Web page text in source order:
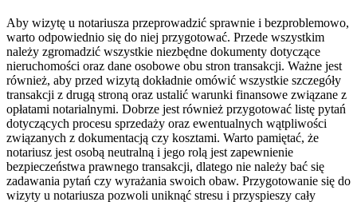
Aby wizytę u notariusza przeprowadzić sprawnie i bezproblemowo,
warto odpowiednio się do niej przygotować. Przede wszystkim
należy zgromadzić wszystkie niezbędne dokumenty dotyczące
nieruchomości oraz dane osobowe obu stron transakcji. Ważne jest
również, aby przed wizytą dokładnie omówić wszystkie szczegóły
transakcji z drugą stroną oraz ustalić warunki finansowe związane z
opłatami notarialnymi. Dobrze jest również przygotować listę pytań
dotyczących procesu sprzedaży oraz ewentualnych wątpliwości
związanych z dokumentacją czy kosztami. Warto pamiętać, że
notariusz jest osobą neutralną i jego rolą jest zapewnienie
bezpieczeństwa prawnego transakcji, dlatego nie należy bać się
zadawania pytań czy wyrażania swoich obaw. Przygotowanie się do
wizyty u notariusza pozwoli uniknąć stresu i przyspieszy cały